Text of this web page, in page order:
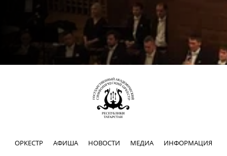
ОРКЕСТР АФИША НОВОСТИ МЕДИА ИНФОРМАЦИЯ